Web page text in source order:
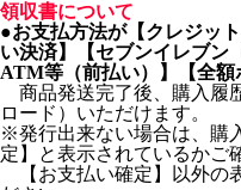
領収書について
●お支払方法が【クレジッ
い決済】【セブンイレブン
ATM等（前払い）】【全
商品発送完了後、購入履
ロード）いただけます。
※発行出来ない場合は、購
定】と表示されているかご
【お支払い確定】以外の